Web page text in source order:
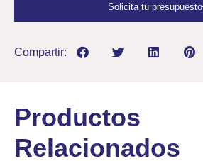
Solicita tu presupuesto
Compartir:
Productos
Relacionados